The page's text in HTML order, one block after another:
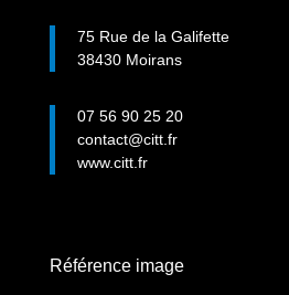
75 Rue de la Galifette
38430 Moirans
07 56 90 25 20
contact@citt.fr
www.citt.fr
Référence image